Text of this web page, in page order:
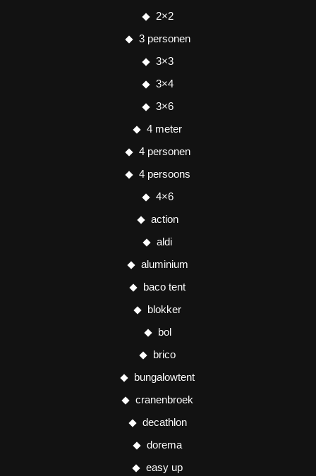
2×2
3 personen
3×3
3×4
3×6
4 meter
4 personen
4 persoons
4×6
action
aldi
aluminium
baco tent
blokker
bol
brico
bungalowtent
cranenbroek
decathlon
dorema
easy up